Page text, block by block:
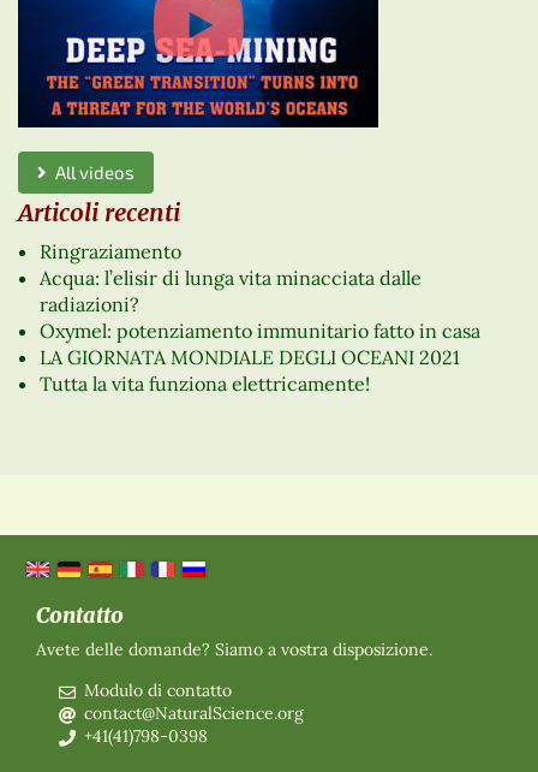
All videos
Articoli recenti
Ringraziamento
Acqua: l’elisir di lunga vita minacciata dalle
radiazioni?
Oxymel: potenziamento immunitario fatto in casa
LA GIORNATA MONDIALE DEGLI OCEANI 2021
Tutta la vita funziona elettricamente!
Contatto
Avete delle domande? Siamo a vostra disposizione.
Modulo di contatto
contact@NaturalScience.org
+41(41)798-0398